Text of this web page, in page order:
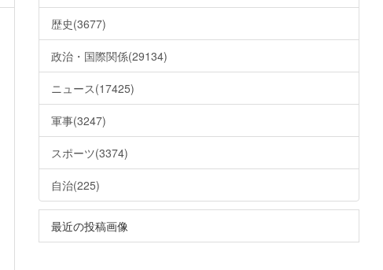
歴史(3677)
政治・国際関係(29134)
ニュース(17425)
軍事(3247)
スポーツ(3374)
自治(225)
最近の投稿画像